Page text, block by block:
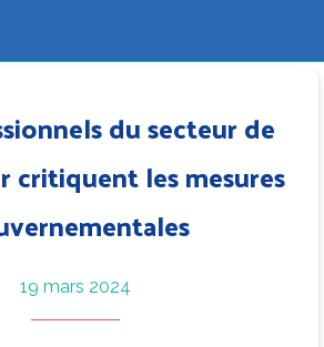
du secteur de
critiquent les mesures
19 mars 2024